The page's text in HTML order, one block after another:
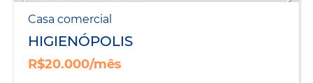
Casa comercial
HIGIENÓPOLIS
R$20.000/mês